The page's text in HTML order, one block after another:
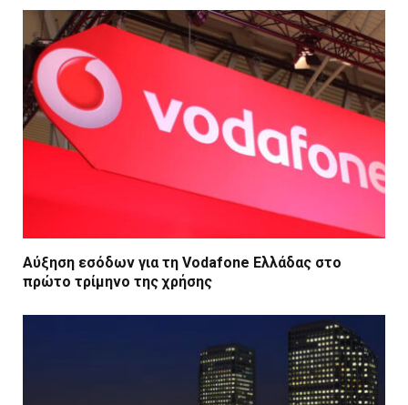
Αύξηση εσόδων για τη Vodafone Ελλάδας στο
πρώτο τρίμηνο της χρήσης